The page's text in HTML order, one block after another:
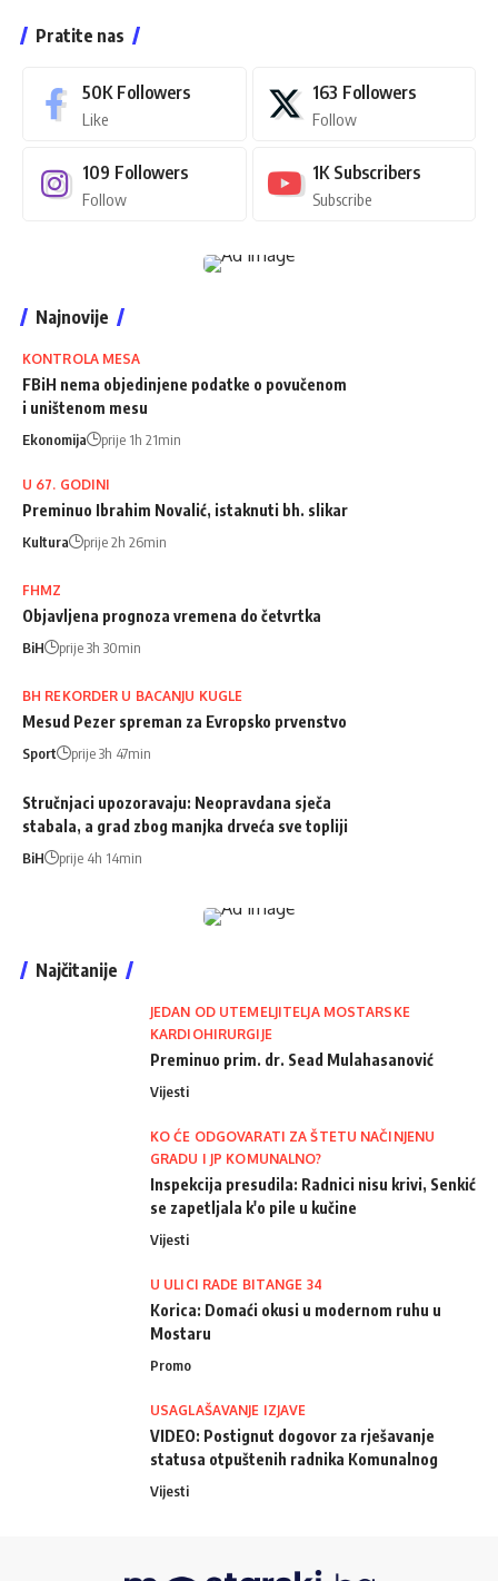
Pratite nas
50K Followers
Like
163 Followers
Follow
109 Followers
Follow
1K Subscribers
Subscribe
Najnovije
KONTROLA MESA
FBiH nema objedinjene podatke o povučenom
i uništenom mesu
Ekonomija prije 1h 21min
U 67. GODINI
Preminuo Ibrahim Novalić, istaknuti bh. slikar
Kultura prije 2h 26min
FHMZ
Objavljena prognoza vremena do četvrtka
BiH prije 3h 30min
BH REKORDER U BACANJU KUGLE
Mesud Pezer spreman za Evropsko prvenstvo
Sport prije 3h 47min
Stručnjaci upozoravaju: Neopravdana sječa
stabala, a grad zbog manjka drveća sve topliji
BiH prije 4h 14min
Najčitanije
JEDAN OD UTEMELJITELJA MOSTARSKE
KARDIOHIRURGIJE
Preminuo prim. dr. Sead Mulahasanović
Vijesti
KO ĆE ODGOVARATI ZA ŠTETU NAČINJENU
GRADU I JP KOMUNALNO?
Inspekcija presudila: Radnici nisu krivi, Senkić
se zapetljala k'o pile u kučine
Vijesti
U ULICI RADE BITANGE 34
Korica: Domaći okusi u modernom ruhu u
Mostaru
Promo
USAGLAŠAVANJE IZJAVE
VIDEO: Postignut dogovor za rješavanje
statusa otpuštenih radnika Komunalnog
Vijesti